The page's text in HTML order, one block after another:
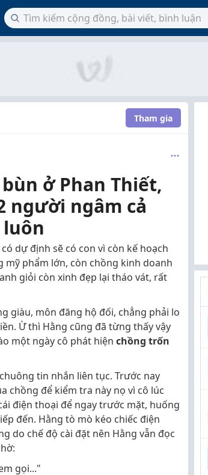
Tham gia
ở Phan Thiết,
người ngâm cả
dự định sẽ có con vì còn kế hoạch
mỹ phẩm lớn, còn chồng kinh doanh
giỏi còn xinh đẹp lại tháo vát, rất
giàu, môn đăng hộ đối, chẳng phải lo
Ừ thì Hằng cũng đã từng thấy vậy
một ngày cô phát hiện chồng trốn
tin nhắn liên tục. Trước nay
chồng để kiểm tra này nọ vì cô lúc
điện thoại để ngay trước mặt, huống
đến. Hằng tò mò kéo chiếc điện
do chế độ cài đặt nên Hằng vẫn đọc
gọi..."